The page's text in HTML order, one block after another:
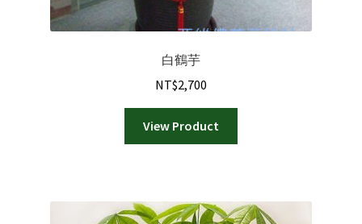
白鶴芋
NT$2,700
View Product